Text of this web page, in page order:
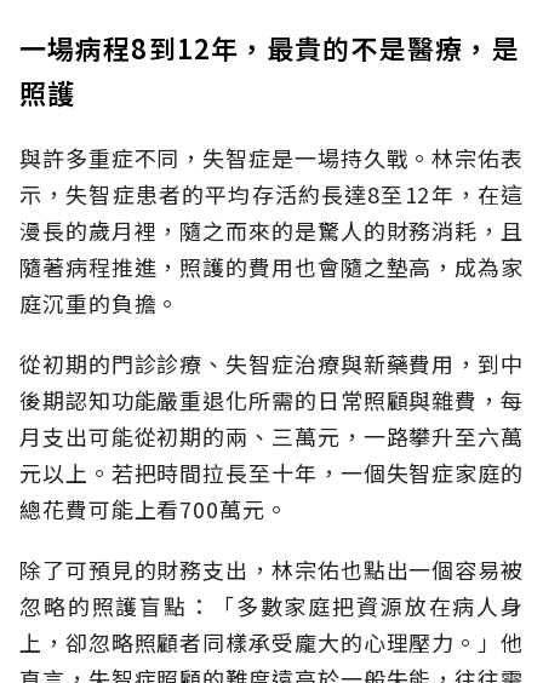
一場病程8到12年，最貴的不是醫療，是
照護
與許多重症不同，失智症是一場持久戰。林宗佑表
示，失智症患者的平均存活約長達8至12年，在這
漫長的歲月裡，隨之而來的是驚人的財務消耗，且
隨著病程推進，照護的費用也會隨之墊高，成為家
庭沉重的負擔。
從初期的門診診療、失智症治療與新藥費用，到中
後期認知功能嚴重退化所需的日常照顧與雜費，每
月支出可能從初期的兩、三萬元，一路攀升至六萬
元以上。若把時間拉長至十年，一個失智症家庭的
總花費可能上看700萬元。
除了可預見的財務支出，林宗佑也點出一個容易被
忽略的照護盲點：「多數家庭把資源放在病人身
上，卻忽略照顧者同樣承受龐大的心理壓力。」他